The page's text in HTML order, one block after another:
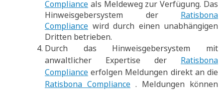
Compliance als Meldeweg zur Verfügung. Das
Hinweisgebersystem der Ratisbona
Compliance wird durch einen unabhängigen
Dritten betrieben.
Durch das Hinweisgebersystem mit
anwaltlicher Expertise der Ratisbona
Compliance erfolgen Meldungen direkt an die
Ratisbona Compliance . Meldungen können